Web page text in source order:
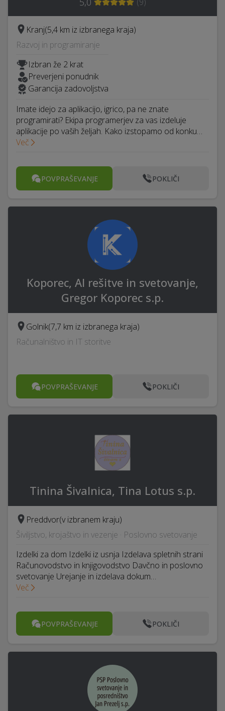
Kranj(5,4 km iz izbranega kraja)
Razvoj in programiranje
Izbran že 2 krat
Preverjeni ponudnik
Garancija zadovoljstva
Imate idejo za aplikacijo, igrico, pa ne znate
programirati? Ekipa programerjev za vas izdeluje
aplikacije po vaših željah. Kako izstopamo od konku…
Več
POVPRAŠEVANJE POKLIČI
Koporec, AI rešitve in svetovanje,
Gregor Koporec s.p.
Golnik(7,7 km iz izbranega kraja)
Računalništvo in IT storitve
POVPRAŠEVANJE POKLIČI
Tinina Šivalnica, Tina Lotus s.p.
Preddvor(v izbranem kraju)
Šiviljstvo, krojaštvo in vezenje · Poslovno svetovanje
Izdelki za dom Izdelki iz usnja Izdelava spletnih strani
Računovodstvo in knjigovodstvo Davčno in poslovno
svetovanje Urejanje in izdelava dokum…
Več
POVPRAŠEVANJE POKLIČI